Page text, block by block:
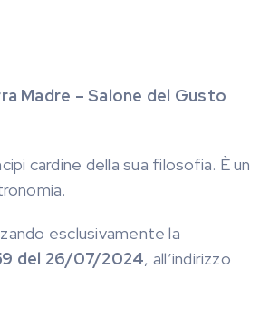
Madre – Salone del Gusto
cardine della sua filosofia. È un
esclusivamente la
del 26/07/2024, all’indirizzo